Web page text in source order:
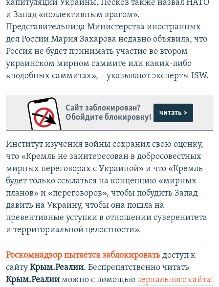
капитуляции Украины. Песков также назвал НАТО
и Запад «коллективным врагом».
Представительница Министерства иностранных
дел России Мария Захарова недавно объявила, что
Россия не будет принимать участие во втором
украинском мирном саммите или каких-либо
«подобных саммитах», – указывают эксперты ISW.
Сайт заблокирован?
Обойдите блокировку!
читать >
Институт изучения войны сохранил свою оценку,
что «Кремль не заинтересован в добросовестных
мирных переговорах с Украиной» и что «Кремль
будет только ссылаться на концепцию «мирных
планов» и «переговоров», чтобы побудить Запад
давить на Украину, чтобы она пошла на
превентивные уступки в отношении суверенитета
и территориальной целостности».
Роскомнадзор пытается заблокировать доступ к
сайту Крым.Реалии. Беспрепятственно читать
Крым.Реалии можно с помощью зеркального сайта: